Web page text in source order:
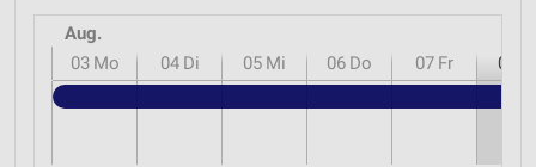
Aug.
03 Mo 04 Di 05 Mi 06 Do 07 Fr 08